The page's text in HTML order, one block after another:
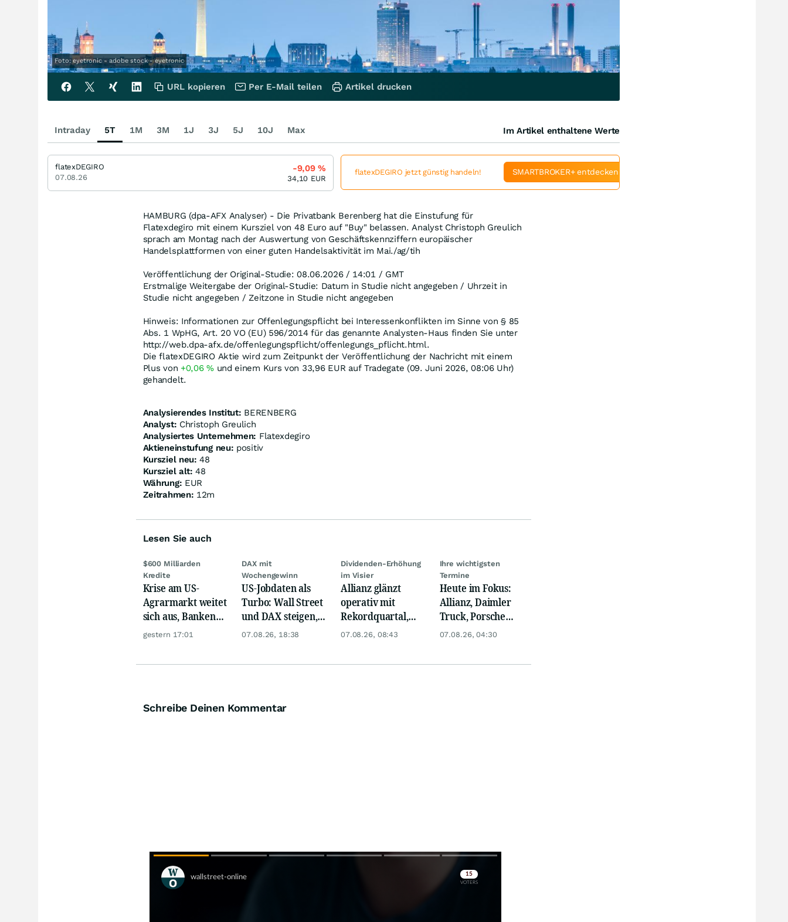
Foto: eyetronic - adobe stock - eyetronic
HAMBURG (dpa-AFX Analyser) - Die Privatbank Berenberg hat die Einstufung für
Flatexdegiro mit einem Kursziel von 48 Euro auf "Buy" belassen. Analyst Christoph Greulich
sprach am Montag nach der Auswertung von Geschäftskennziffern europäischer
Handelsplattformen von einer guten Handelsaktivität im Mai./ag/tih
Veröffentlichung der Original-Studie: 08.06.2026 / 14:01 / GMT
Erstmalige Weitergabe der Original-Studie: Datum in Studie nicht angegeben / Uhrzeit in
Studie nicht angegeben / Zeitzone in Studie nicht angegeben
Hinweis: Informationen zur Offenlegungspflicht bei Interessenkonflikten im Sinne von § 85
Abs. 1 WpHG, Art. 20 VO (EU) 596/2014 für das genannte Analysten-Haus finden Sie unter
http://web.dpa-afx.de/offenlegungspflicht/offenlegungs_pflicht.html.
Die flatexDEGIRO Aktie wird zum Zeitpunkt der Veröffentlichung der Nachricht mit einem
Plus von +0,06%und einem Kurs von 33,96 EUR auf Tradegate (09. Juni 2026, 08:06 Uhr)
gehandelt.
Analysierendes Institut: BERENBERG
Analyst: Christoph Greulich
Analysiertes Unternehmen: Flatexdegiro
Aktieneinstufung neu: positiv
Kursziel neu: 48
Kursziel alt: 48
Währung: EUR
Zeitrahmen: 12m
Lesen Sie auch
$600 Milliarden
Kredite
Krise am US-
Agrarmarkt weitet
sich aus, Banken
werden nervös
gestern 17:01
DAX mit
Wochengewinn
US-Jobdaten als
Turbo: Wall Street
und DAX steigen,
Gold glänzt
07.08.26, 18:38
Dividenden-Erhöhung
im Visier
Allianz glänzt
operativ mit
Rekordquartal,
doch KI-Kosten
07.08.26, 08:43
Ihre wichtigsten
Termine
Heute im Fokus:
Allianz, Daimler
Truck, Porsche
Automobil Holding
07.08.26, 04:30
Schreibe Deinen Kommentar
Skip
URL kopieren Per E-Mail teilen Artikel drucken
Intraday 5T 1M 3M 1J 3J 5J 10J Max Im Artikel enthaltene Werte
flatexDEGIRO
07.08.26
-9,09%
34,10 EUR
flatexDEGIRO jetzt günstig handeln! SMARTBROKER+ entdecken